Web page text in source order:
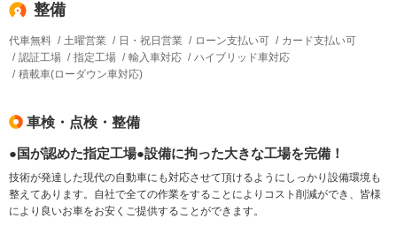
整備
代車無料 土曜営業 日・祝日営業 ローン支払い可
カード支払い可
認証工場
指定工場 輸入車対応
ハイブリッド車対応
積載車(ローダウン車対応)
車検・点検・整備
●国が認めた指定工場●設備に拘った大きな工場を完備！
技術が発達した現代の自動車にも対応させて頂けるようにしっかり設備環境も
整えてあります。自社で全ての作業をすることによりコスト削減ができ、皆様
により良いお車をお安くご提供することができます。